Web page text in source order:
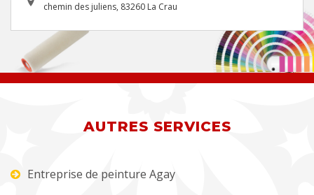
chemin des juliens, 83260 La Crau
AUTRES SERVICES
Entreprise de peinture Agay